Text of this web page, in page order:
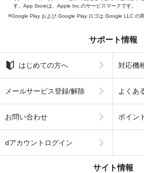
す。App Storeは、Apple Inc.のサービスマークです。
Google Play および Google Play ロゴは Google LLC の商
サポート情報
はじめての方へ 対応機
メールサービス登録/解除 よくあ
お問い合わせ ポイン
dアカウントログイン
サイト情報